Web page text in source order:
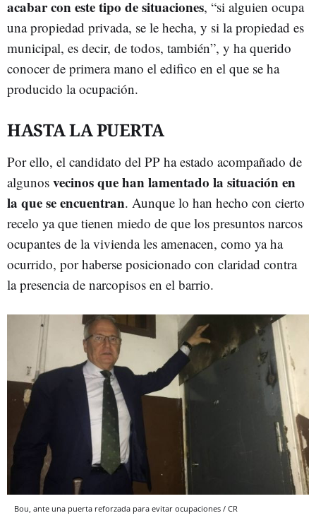
acabar con este tipo de situaciones, “si alguien ocupa
una propiedad privada, se le hecha, y si la propiedad es
municipal, es decir, de todos, también”, y ha querido
conocer de primera mano el edifico en el que se ha
producido la ocupación.
HASTA LA PUERTA
Por ello, el candidato del PP ha estado acompañado de
algunos vecinos que han lamentado la situación en
la que se encuentran. Aunque lo han hecho con cierto
recelo ya que tienen miedo de que los presuntos narcos
ocupantes de la vivienda les amenacen, como ya ha
ocurrido, por haberse posicionado con claridad contra
la presencia de narcopisos en el barrio.
Bou, ante una puerta reforzada para evitar ocupaciones / CR